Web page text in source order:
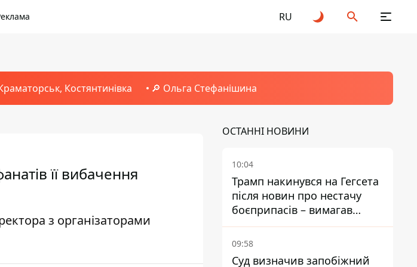
RU
Костянтинівка 🔎 Ольга Стефанішина
її вибачення
з організаторами
ОСТАННІ НОВИНИ
10:04
Трамп накинувся на Гегсета
після новин про нестачу
боєприпасів – вимагав
пояснень
09:58
Суд визначив запобіжний